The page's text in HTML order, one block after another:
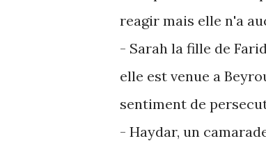
reagir mais elle n'a
- Sarah la fille de
elle est venue a
sentiment de
- Haydar, un